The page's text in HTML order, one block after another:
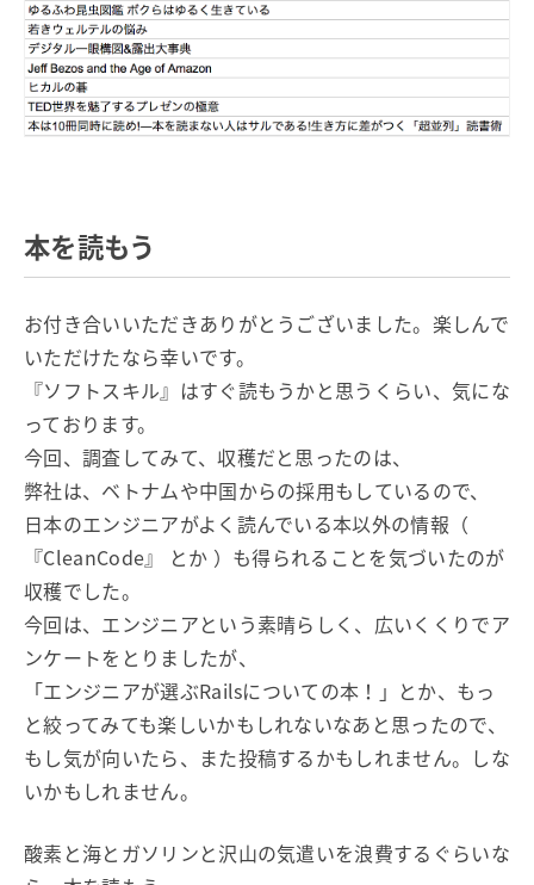
本を読もう
お付き合いいただきありがとうございました。楽しんで
いただけたなら幸いです。
『ソフトスキル』はすぐ読もうかと思うくらい、気にな
っております。
今回、調査してみて、収穫だと思ったのは、
弊社は、ベトナムや中国からの採用もしているので、
日本のエンジニアがよく読んでいる本以外の情報（
『CleanCode』 とか ）も得られることを気づいたのが
収穫でした。
今回は、エンジニアという素晴らしく、広いくくりでア
ンケートをとりましたが、
「エンジニアが選ぶRailsについての本！」とか、もっ
と絞ってみても楽しいかもしれないなあと思ったので、
もし気が向いたら、また投稿するかもしれません。しな
いかもしれません。
酸素と海とガソリンと沢山の気遣いを浪費するぐらいな